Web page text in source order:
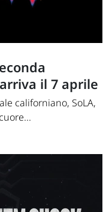
il 7 aprile
californiano, SoLA,